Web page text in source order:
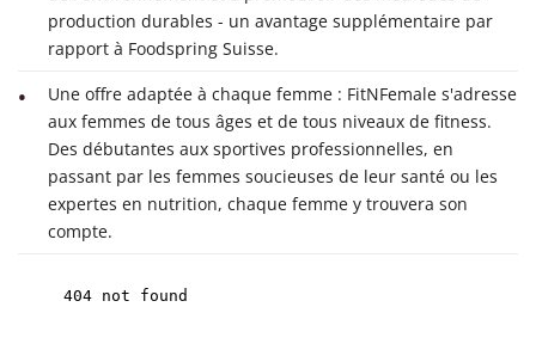
production durables - un avantage supplémentaire par
rapport à Foodspring Suisse.
Une offre adaptée à chaque femme : FitNFemale s'adresse
aux femmes de tous âges et de tous niveaux de fitness.
Des débutantes aux sportives professionnelles, en
passant par les femmes soucieuses de leur santé ou les
expertes en nutrition, chaque femme y trouvera son
compte.